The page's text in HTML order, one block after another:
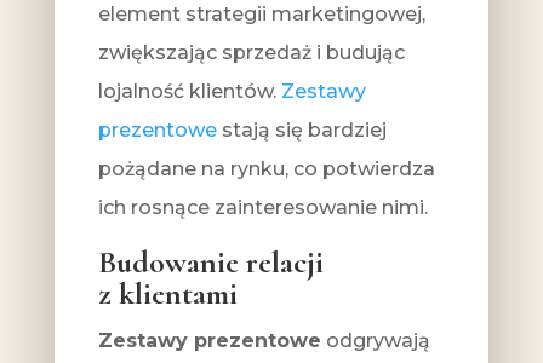
element strategii marketingowej,
zwiększając sprzedaż i budując
lojalność klientów. Zestawy
prezentowestają się bardziej
pożądane na rynku, co potwierdza
ich rosnące zainteresowanie nimi.
Budowanie relacji
z klientami
Zestawy prezentowe odgrywają